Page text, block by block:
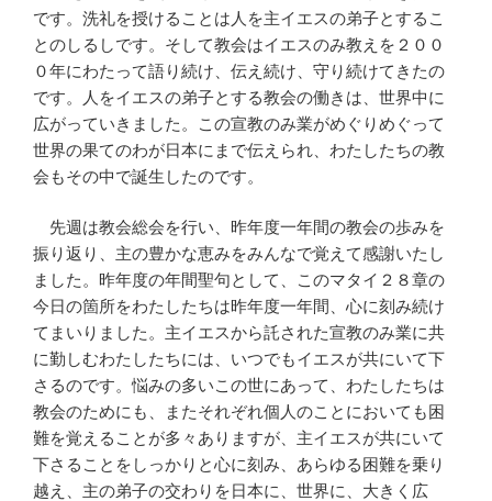
です。洗礼を授けることは人を主イエスの弟子とするこ
とのしるしです。そして教会はイエスのみ教えを２００
０年にわたって語り続け、伝え続け、守り続けてきたの
です。人をイエスの弟子とする教会の働きは、世界中に
広がっていきました。この宣教のみ業がめぐりめぐって
世界の果てのわが日本にまで伝えられ、わたしたちの教
会もその中で誕生したのです。
先週は教会総会を行い、昨年度一年間の教会の歩みを
振り返り、主の豊かな恵みをみんなで覚えて感謝いたし
ました。昨年度の年間聖句として、このマタイ２８章の
今日の箇所をわたしたちは昨年度一年間、心に刻み続け
てまいりました。主イエスから託された宣教のみ業に共
に勤しむわたしたちには、いつでもイエスが共にいて下
さるのです。悩みの多いこの世にあって、わたしたちは
教会のためにも、またそれぞれ個人のことにおいても困
難を覚えることが多々ありますが、主イエスが共にいて
下さることをしっかりと心に刻み、あらゆる困難を乗り
越え、主の弟子の交わりを日本に、世界に、大きく広